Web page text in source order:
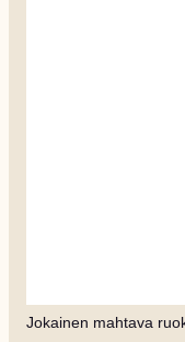
Jokainen mahtava